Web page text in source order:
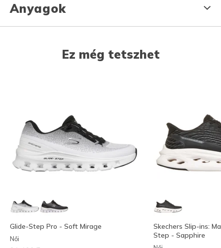
Anyagok
Ez még tetszhet
Glide-Step Pro - Soft Mirage
Női
Skechers Slip-ins:
Step - Sapphire